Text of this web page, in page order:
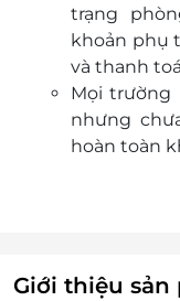
trạng
khoản phụ
và thanh
Mọi trường
nhưng
hoàn toàn
Lưu trú
Diện
Giới thiệu sản